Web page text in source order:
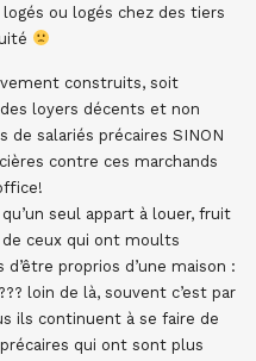
ou logés chez des tiers
construits, soit
loyers décents et non
salariés précaires SINON
contre ces marchands
seul appart à louer, fruit
de ceux qui ont moults
proprios d’une maison :
loin de là, souvent c’est par
ils continuent à se faire de
qui ont sont plus